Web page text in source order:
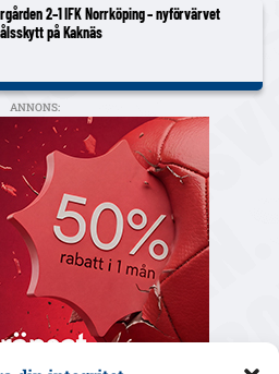
2–1 IFK Norrköping – nyförvärvet
på Kaknäs
ANNONS: